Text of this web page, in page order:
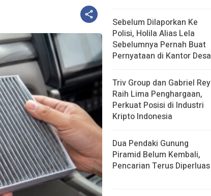
Sebelum Dilaporkan Ke
Polisi, Holila Alias Lela
Sebelumnya Pernah Buat
Pernyataan di Kantor Desa
Triv Group dan Gabriel Rey
Raih Lima Penghargaan,
Perkuat Posisi di Industri
Kripto Indonesia
Dua Pendaki Gunung
Piramid Belum Kembali,
Pencarian Terus Diperluas